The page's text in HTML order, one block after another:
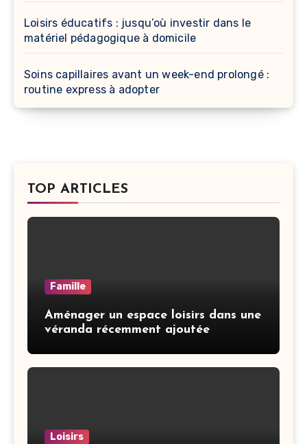
Loisirs éducatifs : jusqu’où investir dans le
matériel pédagogique à domicile
Soins capillaires avant un week-end prolongé :
routine express à adopter
TOP ARTICLES
Famille
Aménager un espace loisirs dans une
véranda récemment ajoutée
Loisirs